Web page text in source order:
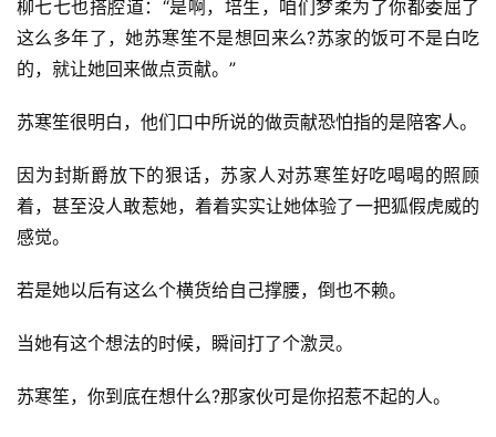
墨
语
集
🔥
热
榜
递
登录 注册
柳七七也搭腔道：“是啊，培生，咱们梦柔为了你都委屈了
这么多年了，她苏寒笙不是想回来么?苏家的饭可不是白吃
的，就让她回来做点贡献。”
苏寒笙很明白，他们口中所说的做贡献恐怕指的是陪客人。
因为封斯爵放下的狠话，苏家人对苏寒笙好吃喝喝的照顾
着，甚至没人敢惹她，着着实实让她体验了一把狐假虎威的
感觉。
若是她以后有这么个横货给自己撑腰，倒也不赖。
当她有这个想法的时候，瞬间打了个激灵。
苏寒笙，你到底在想什么?那家伙可是你招惹不起的人。